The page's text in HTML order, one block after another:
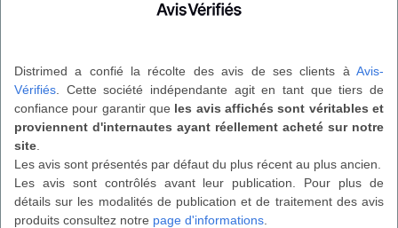
Distrimed a confié la récolte des avis de ses clients à Avis-
Vérifiés . Cette société indépendante agit en tant que tiers de
confiance pour garantir que les avis affichés sont véritables et
proviennent d'internautes ayant réellement acheté sur notre
site
Les avis sont présentés par défaut du plus récent au plus ancien.
Les avis sont contrôlés avant leur publication. Pour plus de
détails sur les modalités de publication et de traitement des avis
produits consultez notre page d'informations